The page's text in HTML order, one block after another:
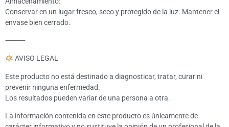
Conservar en un lugar fresco, seco y protegido de la luz. Mantener el
envase bien cerrado.
⸻
AVISO LEGAL
Este producto no está destinado a diagnosticar, tratar, curar ni
prevenir ninguna enfermedad.
Los resultados pueden variar de una persona a otra.
La información contenida en este producto es únicamente de